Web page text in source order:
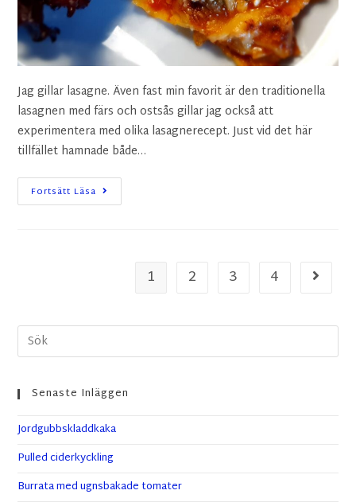
Jag gillar lasagne. Även fast min favorit är den traditionella
lasagnen med färs och ostsås gillar jag också att
experimentera med olika lasagnerecept. Just vid det här
tillfället hamnade både…
Fortsätt Läsa
1 2 3 4
Senaste Inläggen
Jordgubbskladdkaka
Pulled ciderkyckling
Burrata med ugnsbakade tomater